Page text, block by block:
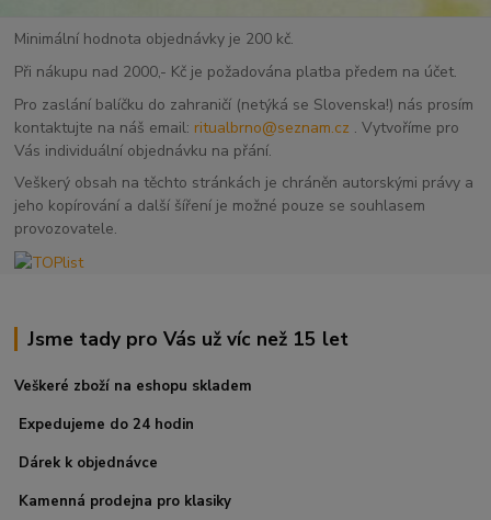
Minimální hodnota objednávky je 200 kč.
Při nákupu nad 2000,- Kč je požadována platba předem na účet.
Pro zaslání balíčku do zahraničí (netýká se Slovenska!) nás prosím
kontaktujte na náš email: ritualbrno@seznam.cz . Vytvoříme pro
Vás individuální objednávku na přání.
Veškerý obsah na těchto stránkách je chráněn autorskými právy a
jeho kopírování a další šíření je možné pouze se souhlasem
provozovatele.
Jsme tady pro Vás už víc než 15 let
Veškeré zboží na eshopu skladem
Expedujeme do 24 hodin
Dárek k objednávce
Kamenná prodejna pro klasiky